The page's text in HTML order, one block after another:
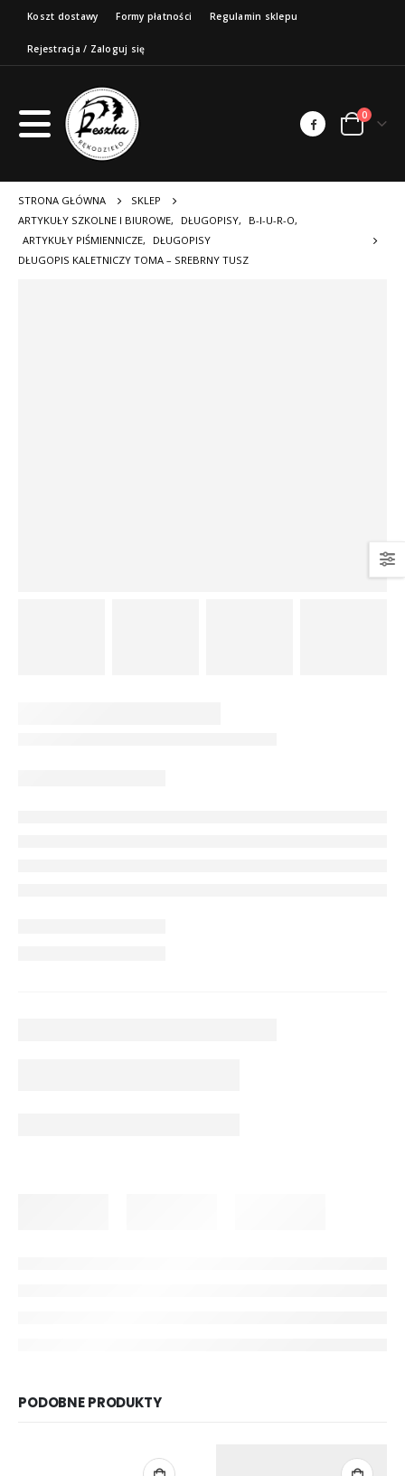
Koszt dostawy Formy płatności Regulamin sklepu
Rejestracja / Zaloguj się
0
STRONA GŁÓWNA
SKLEP
ARTYKUŁY SZKOLNE I BIUROWE, DŁUGOPISY, B-I-U-R-O,
ARTYKUŁY PIŚMIENNICZE,
DŁUGOPISY
DŁUGOPIS KALETNICZY TOMA – SREBRNY TUSZ
PODOBNE PRODUKTY